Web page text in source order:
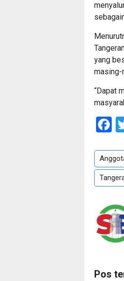
yang
masing-
“Dapat
Pos